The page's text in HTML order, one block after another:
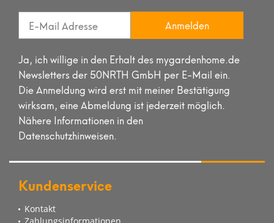
Anmelden
Ja, ich willige in den Erhalt des mygardenhome.de
Newsletters der 50NRTH GmbH per E-Mail ein.
Die Anmeldung wird erst mit meiner Bestätigung
wirksam, eine Abmeldung ist jederzeit möglich.
Nähere Informationen in den
Datenschutzhinweisen.
Kundenservice
Kontakt
Zahlungsinformationen